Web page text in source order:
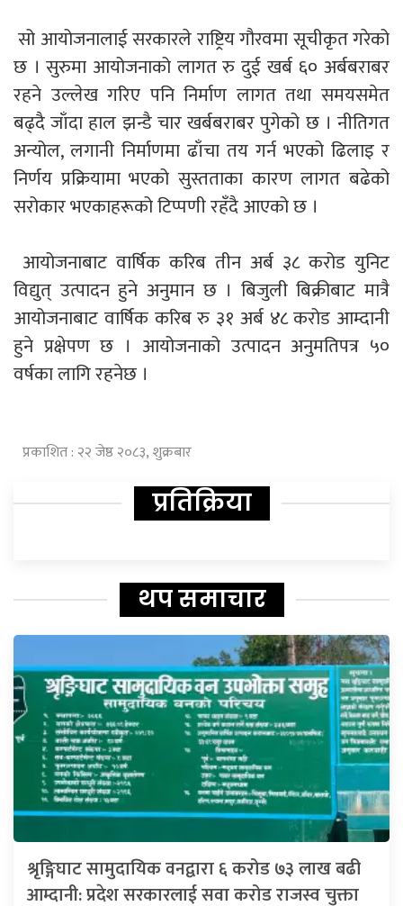
सो आयोजनालाई सरकारले राष्ट्रिय गौरवमा सूचीकृत गरेको
छ । सुरुमा आयोजनाको लागत रु दुई खर्ब ६० अर्बबराबर
रहने उल्लेख गरिए पनि निर्माण लागत तथा समयसमेत
बढ्दै जाँदा हाल झन्डै चार खर्बबराबर पुगेको छ । नीतिगत
अन्योल, लगानी निर्माणमा ढाँचा तय गर्न भएको ढिलाइ र
निर्णय प्रक्रियामा भएको सुस्तताका कारण लागत बढेको
सरोकार भएकाहरूको टिप्पणी रहँदै आएको छ ।
आयोजनाबाट वार्षिक करिब तीन अर्ब ३८ करोड युनिट
विद्युत् उत्पादन हुने अनुमान छ । बिजुली बिक्रीबाट मात्रै
आयोजनाबाट वार्षिक करिब रु ३१ अर्ब ४८ करोड आम्दानी
हुने प्रक्षेपण छ । आयोजनाको उत्पादन अनुमतिपत्र ५०
वर्षका लागि रहनेछ ।
प्रकाशित : २२ जेष्ठ २०८३, शुक्रबार
प्रतिक्रिया
थप समाचार
श्रृङ्गिघाट सामुदायिक वनद्वारा ६ करोड ७३ लाख बढी
आम्दानी: प्रदेश सरकारलाई सवा करोड राजस्व चुक्ता